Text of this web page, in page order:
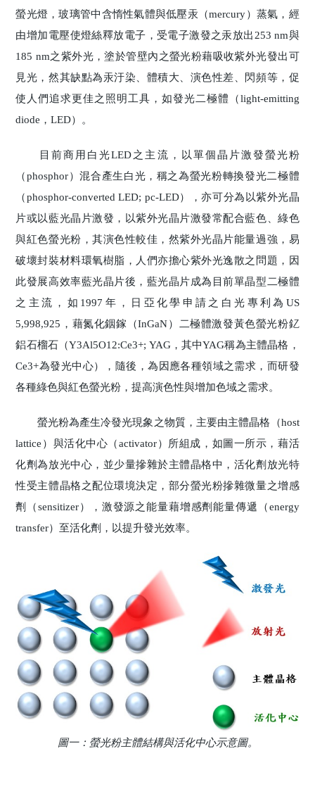
螢光燈，玻璃管中含惰性氣體與低壓汞（mercury）蒸氣，經
由增加電壓使燈絲釋放電子，受電子激發之汞放出253 nm與
185 nm之紫外光，塗於管壁內之螢光粉藉吸收紫外光發出可
見光，然其缺點為汞汙染、體積大、演色性差、閃頻等，促
使人們追求更佳之照明工具，如發光二極體（light-emitting
diode，LED）。
目前商用白光LED之主流，以單個晶片激發螢光粉
（phosphor）混合產生白光，稱之為螢光粉轉換發光二極體
（phosphor-converted LED; pc-LED），亦可分為以紫外光晶
片或以藍光晶片激發，以紫外光晶片激發常配合藍色、綠色
與紅色螢光粉，其演色性較佳，然紫外光晶片能量過強，易
破壞封裝材料環氧樹脂，人們亦擔心紫外光逸散之問題，因
此發展高效率藍光晶片後，藍光晶片成為目前單晶型二極體
之主流，如1997年，日亞化學申請之白光專利為US
5,998,925，藉氮化銦鎵（InGaN）二極體激發黃色螢光粉釔
鋁石榴石（Y3Al5O12:Ce3+; YAG，其中YAG稱為主體晶格，
Ce3+為發光中心），隨後，為因應各種領域之需求，而研發
各種綠色與紅色螢光粉，提高演色性與增加色域之需求。
螢光粉為產生冷發光現象之物質，主要由主體晶格（host
lattice）與活化中心（activator）所組成，如圖一所示，藉活
化劑為放光中心，並少量摻雜於主體晶格中，活化劑放光特
性受主體晶格之配位環境決定，部分螢光粉摻雜微量之增感
劑（sensitizer），激發源之能量藉增感劑能量傳遞（energy
transfer）至活化劑，以提升發光效率。
圖一：螢光粉主體結構與活化中心示意圖。